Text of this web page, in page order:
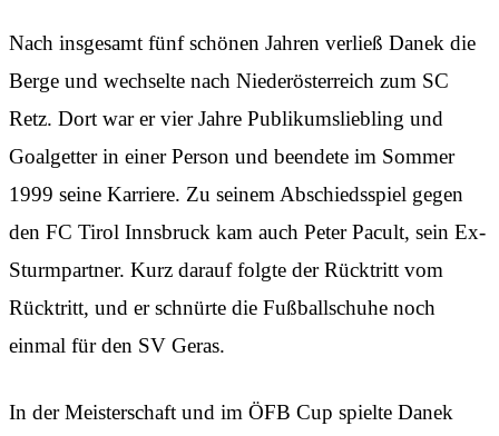
Nach insgesamt fünf schönen Jahren verließ Danek die
Berge und wechselte nach Niederösterreich zum SC
Retz. Dort war er vier Jahre Publikumsliebling und
Goalgetter in einer Person und beendete im Sommer
1999 seine Karriere. Zu seinem Abschiedsspiel gegen
den FC Tirol Innsbruck kam auch Peter Pacult, sein Ex-
Sturmpartner. Kurz darauf folgte der Rücktritt vom
Rücktritt, und er schnürte die Fußballschuhe noch
einmal für den SV Geras.
In der Meisterschaft und im ÖFB Cup spielte Danek